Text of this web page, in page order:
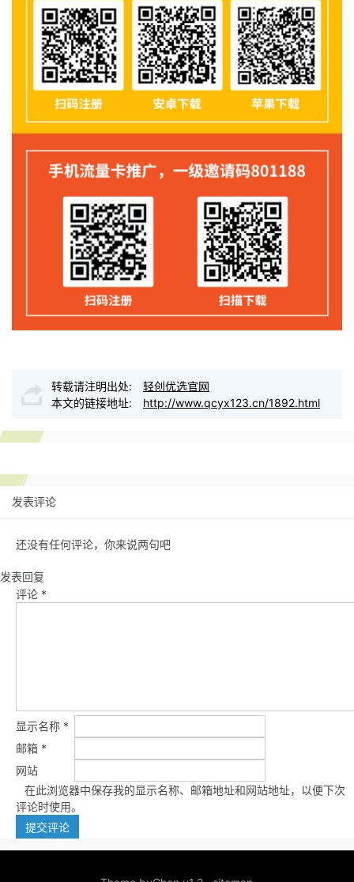
转载请注明出处:
轻创优选官网
本文的链接地址:
http://www.qcyx123.cn/1892.html
发表评论
还没有任何评论，你来说两句吧
发表回复
评论 *
显示名称 *
邮箱 *
网站
在此浏览器中保存我的显示名称、邮箱地址和网站地址，以便下次
评论时使用。